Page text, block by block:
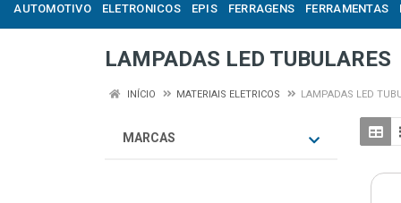
AUTOMOTIVO ELETRONICOS EPIS FERRAGENS FERRAMENTAS
LAMPADAS LED TUBULARES
INÍCIO MATERIAIS ELETRICOS LAMPADAS LED
MARCAS